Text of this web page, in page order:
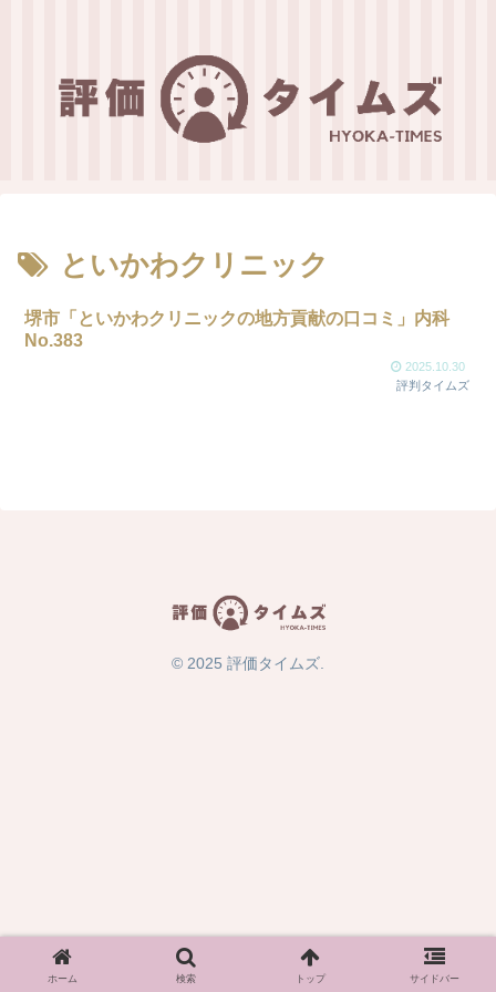
といかわクリニック
堺市「といかわクリニックの地方貢献の口コミ」内科
No.383
2025.10.30
評判タイムズ
© 2025 評価タイムズ.
ホーム 検索 トップ サイドバー